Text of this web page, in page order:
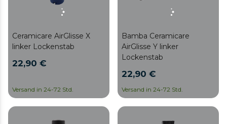
Ceramicare AirGlisse X
linker Lockenstab
22,90 €
Versand in 24-72 Std.
Bamba Ceramicare
AirGlisse Y linker
Lockenstab
22,90 €
Versand in 24-72 Std.